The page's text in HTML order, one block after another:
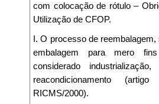
com colocação de rótulo –
Utilização de CFOP.
I. O processo de
embalagem para mero
considerado
reacondicionamento
RICMS/2000).